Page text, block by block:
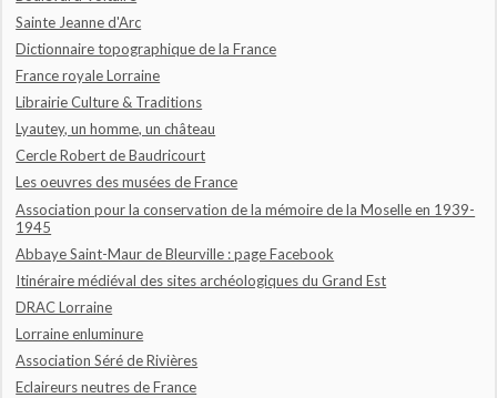
Sainte Jeanne d'Arc
Dictionnaire topographique de la France
France royale Lorraine
Librairie Culture & Traditions
Lyautey, un homme, un château
Cercle Robert de Baudricourt
Les oeuvres des musées de France
Association pour la conservation de la mémoire de la Moselle en 1939-
1945
Abbaye Saint-Maur de Bleurville : page Facebook
Itinéraire médiéval des sites archéologiques du Grand Est
DRAC Lorraine
Lorraine enluminure
Association Séré de Rivières
Eclaireurs neutres de France